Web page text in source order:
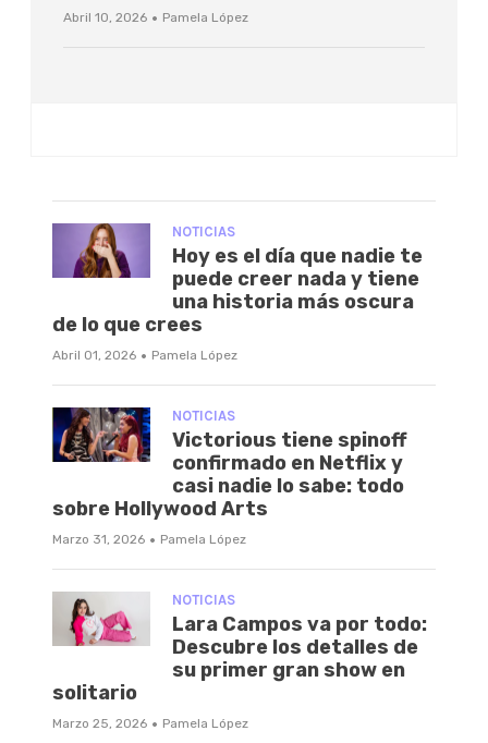
Abril 10, 2026 · Pamela López
NOTICIAS
Hoy es el día que nadie te
puede creer nada y tiene
una historia más oscura
de lo que crees
Abril 01, 2026 · Pamela López
NOTICIAS
Victorious tiene spinoff
confirmado en Netflix y
casi nadie lo sabe: todo
sobre Hollywood Arts
Marzo 31, 2026 · Pamela López
NOTICIAS
Lara Campos va por todo:
Descubre los detalles de
su primer gran show en
solitario
Marzo 25, 2026 · Pamela López